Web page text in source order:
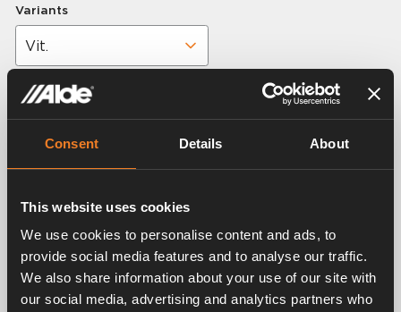
Consent Details About
This website uses cookies
We use cookies to personalise content and ads, to
provide social media features and to analyse our traffic.
We also share information about your use of our site with
our social media, advertising and analytics partners who
Variants
Artikelnummer:
Skorstenshattar i olika färger för sidomonterad
skorsten.
Relaterade produkter